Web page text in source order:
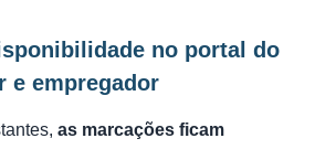
no portal do
e empregador
as marcações ficam